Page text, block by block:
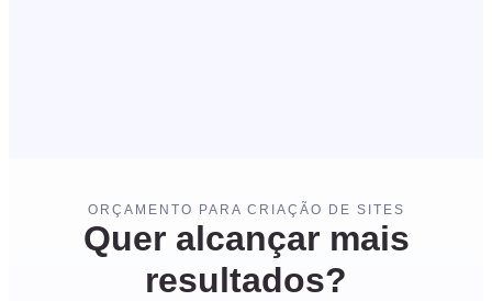
ORÇAMENTO PARA CRIAÇÃO DE SITES
Quer alcançar mais
resultados?